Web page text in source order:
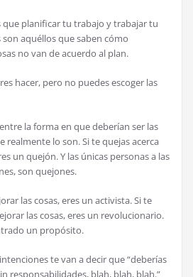
que planificar tu trabajo y trabajar tu
aquéllos que saben cómo
no van de acuerdo al plan.
hacer, pero no puedes escoger las
la forma en que deberían ser las
realmente lo son. Si te quejas acerca
un quejón. Y las únicas personas a las
son quejones.
las cosas, eres un activista. Si te
las cosas, eres un revolucionario.
un propósito.
te van a decir que “deberías
responsabilidades, blah, blah, blah.”